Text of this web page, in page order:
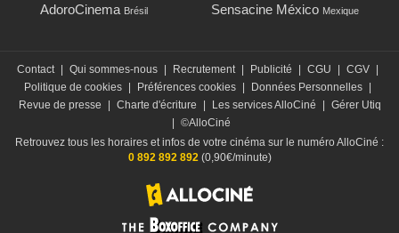
AdoroCinema Brésil Sensacine México Mexique
Contact | Qui sommes-nous | Recrutement | Publicité | CGU | CGV |
Politique de cookies | Préférences cookies | Données Personnelles |
Revue de presse
| Charte d'écriture | Les services AlloCiné | Gérer Utiq
| ©AlloCiné
Retrouvez tous les horaires et infos de votre cinéma sur le numéro AlloCiné :
0 892 892 892(0,90€/minute)